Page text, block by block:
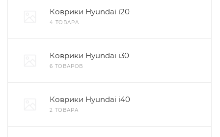
Коврики Hyundai i20
4 ТОВАРА
Коврики Hyundai i30
6 ТОВАРОВ
Коврики Hyundai i40
2 ТОВАРА